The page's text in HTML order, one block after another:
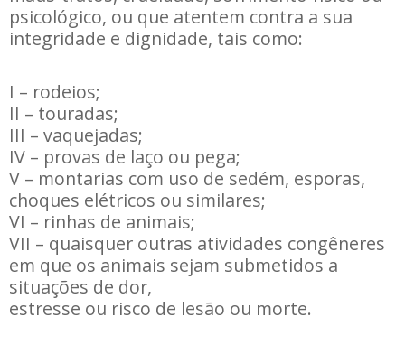
psicológico, ou que atentem contra a sua
integridade e dignidade, tais como:
I – rodeios;
II – touradas;
III – vaquejadas;
IV – provas de laço ou pega;
V – montarias com uso de sedém, esporas,
choques elétricos ou similares;
VI – rinhas de animais;
VII – quaisquer outras atividades congêneres
em que os animais sejam submetidos a
situações de dor,
estresse ou risco de lesão ou morte.